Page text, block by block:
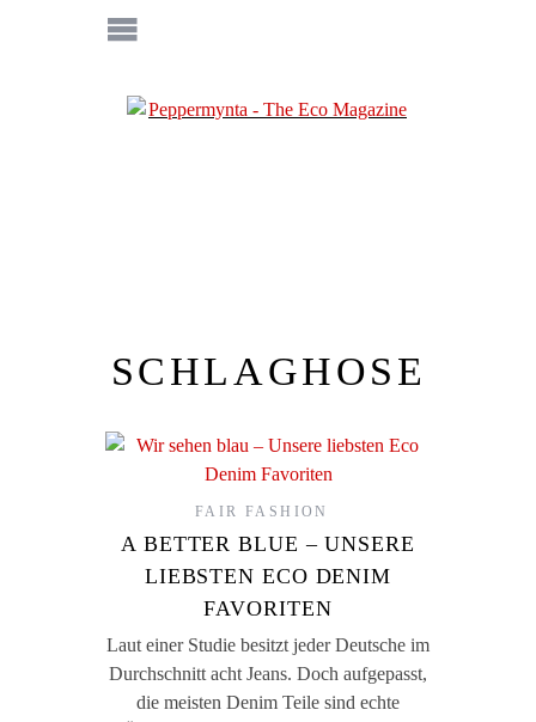
SCHLAGHOSE
FAIR FASHION
A BETTER BLUE – UNSERE
LIEBSTEN ECO DENIM
FAVORITEN
Laut einer Studie besitzt jeder Deutsche im
Durchschnitt acht Jeans. Doch aufgepasst,
die meisten Denim Teile sind echte